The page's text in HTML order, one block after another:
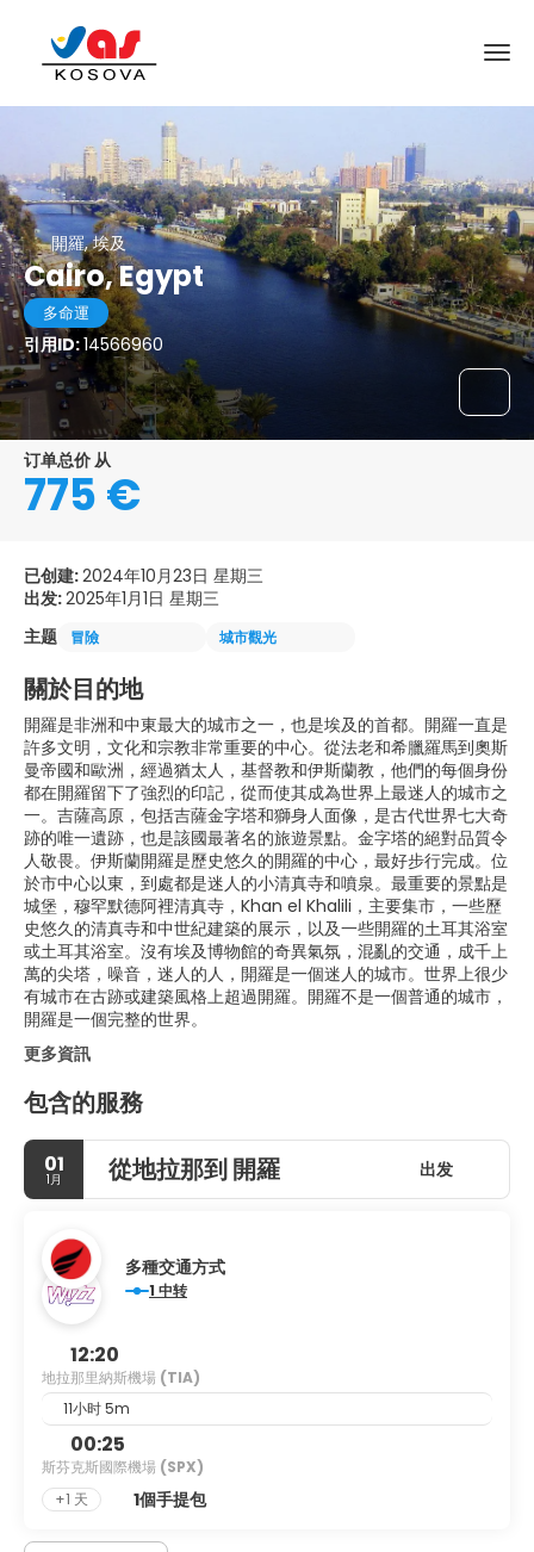
開羅, 埃及
Cairo, Egypt
多命運
引用ID:14566960
订单总价 从
775 €
已创建:2024年10月23日 星期三
出发:2025年1月1日 星期三
主题
冒險 城市觀光
關於目的地
開羅是非洲和中東最大的城市之一，也是埃及的首都。開羅一直是
許多文明，文化和宗教非常重要的中心。從法老和希臘羅馬到奧斯
曼帝國和歐洲，經過猶太人，基督教和伊斯蘭教，他們的每個身份
都在開羅留下了強烈的印記，從而使其成為世界上最迷人的城市之
一。吉薩高原，包括吉薩金字塔和獅身人面像，是古代世界七大奇
跡的唯一遺跡，也是該國最著名的旅遊景點。金字塔的絕對品質令
人敬畏。伊斯蘭開羅是歷史悠久的開羅的中心，最好步行完成。位
於市中心以東，到處都是迷人的小清真寺和噴泉。最重要的景點是
城堡，穆罕默德阿裡清真寺，Khan el Khalili，主要集市，一些歷
史悠久的清真寺和中世紀建築的展示，以及一些開羅的土耳其浴室
或土耳其浴室。沒有埃及博物館的奇異氣氛，混亂的交通，成千上
萬的尖塔，噪音，迷人的人，開羅是一個迷人的城市。世界上很少
有城市在古跡或建築風格上超過開羅。開羅不是一個普通的城市，
更多資訊
包含的服務
01
1月 從地拉那到 開羅 出发
多種交通方式
1 中转
12:20
地拉那里納斯機場 (TIA)
11小时 5m
00:25
斯芬克斯國際機場 (SPX)
+1 天
1個手提包